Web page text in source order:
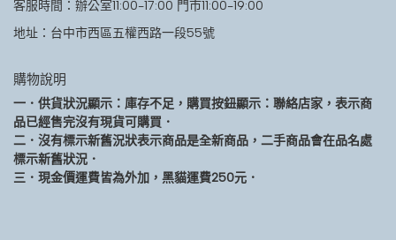
客服時間：辦公室11:00-17:00 門市11:00-19:00
地址：台中市西區五權西路一段55號
購物說明
一．供貨狀況顯示：庫存不足，購買按鈕顯示：聯絡店家，表示商
品已經售完沒有現貨可購買．
二．沒有標示新舊況狀表示商品是全新商品，二手商品會在品名處
標示新舊狀況．
三．現金價運費皆為外加，黑貓運費250元．